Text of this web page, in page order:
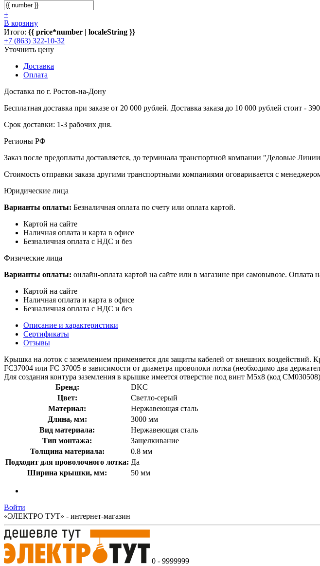
+
В корзину
Итого: {{ price*number | localeString }}
+7 (863) 322-10-32
Уточнить цену
Доставка
Оплата
Доставка по г. Ростов-на-Дону
Бесплатная доставка при заказе от 20 000 рублей. Доставка заказа до 10 000 рублей стоит -
Срок доставки: 1-3 рабочих дня.
Регионы РФ
Заказ после предоплаты доставляется, до терминала транспортной компании "Деловые
Стоимость отправки заказа другими транспортными компаниями оговаривается с
Юридические лица
Варианты оплаты: Безналичная оплата по счету или оплата картой.
Картой на сайте
Наличная оплата и карта в офисе
Безналичная оплата с НДС и без
Физические лица
Варианты оплаты: онлайн-оплата картой на сайте или в магазине при самовывозе. Оплата
Картой на сайте
Наличная оплата и карта в офисе
Безналичная оплата с НДС и без
Описание и характеристики
Сертификаты
Отзывы
Крышка на лоток с заземлением применяется для защиты кабелей от внешних воздействий.
FC37004 или FC 37005 в зависимости от диаметра проволоки лотка (необходимо два
Для создания контура заземления в крышке имеется отверстие под винт М5х8 (код
Бренд:
DKC
Цвет:
Светло-серый
Материал:
Нержавеющая сталь
Длина, мм:
3000 мм
Вид материала:
Нержавеющая сталь
Тип монтажа:
Защелкивание
Толщина материала:
0.8 мм
Подходит для проволочного лотка: Да
Ширина крышки, мм:
50 мм
Войти
«ЭЛЕКТРО ТУТ» - интернет-магазин
0 - 9999999